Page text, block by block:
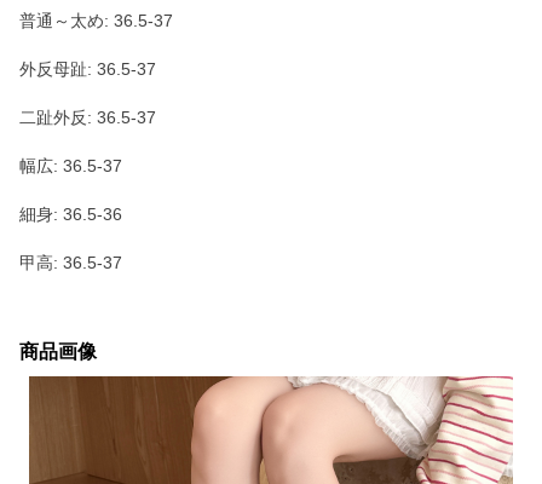
普通～太め: 36.5-37
外反母趾: 36.5-37
二趾外反: 36.5-37
幅広: 36.5-37
細身: 36.5-36
甲高: 36.5-37
商品画像